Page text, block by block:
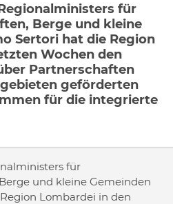
für
Berge und kleine
Sertori hat die Region
Wochen den
Partnerschaften
geförderten
für die integrierte
für
und kleine Gemeinden
Lombardei in den